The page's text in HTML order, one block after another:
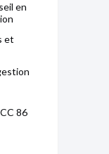
en
et
86